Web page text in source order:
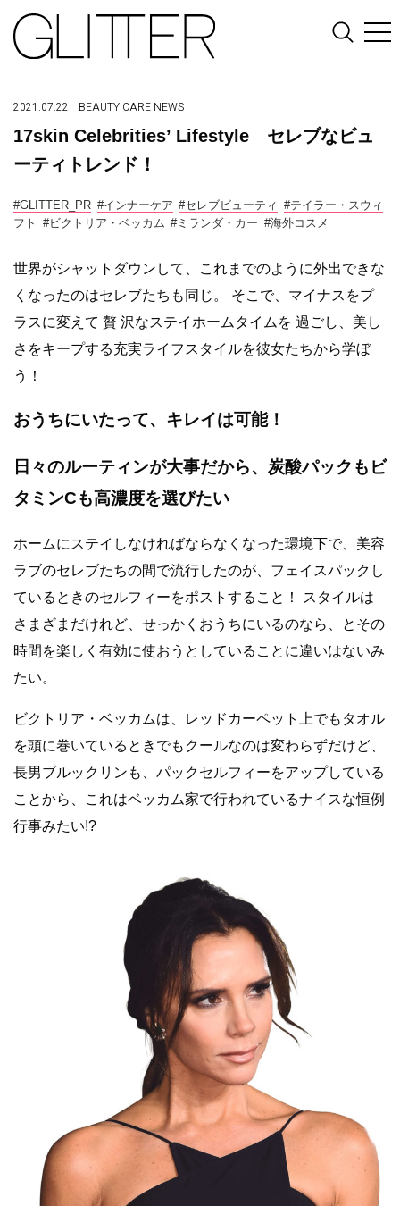
2021.07.22 BEAUTY CARE NEWS
17skin Celebrities’ Lifestyle セレブなビュ
ーティトレンド！
#GLITTER_PR #インナーケア #セレブビューティ #テイラー・スウィ
フト
#ビクトリア・ベッカム #ミランダ・カー #海外コスメ
世界がシャットダウンして、これまでのように外出できな
くなったのはセレブたちも同じ。 そこで、マイナスをプ
ラスに変えて 贅 沢なステイホームタイムを 過ごし、美し
さをキープする充実ライフスタイルを彼女たちから学ぼ
う！
おうちにいたって、キレイは可能！
日々のルーティンが大事だから、炭酸パックもビ
タミンCも高濃度を選びたい
ホームにステイしなければならなくなった環境下で、美容
ラブのセレブたちの間で流行したのが、フェイスパックし
ているときのセルフィーをポストすること！ スタイルは
さまざまだけれど、せっかくおうちにいるのなら、とその
時間を楽しく有効に使おうとしていることに違いはないみ
たい。
ビクトリア・ベッカムは、レッドカーペット上でもタオル
を頭に巻いているときでもクールなのは変わらずだけど、
長男ブルックリンも、パックセルフィーをアップしている
ことから、これはベッカム家で行われているナイスな恒例
行事みたい!?